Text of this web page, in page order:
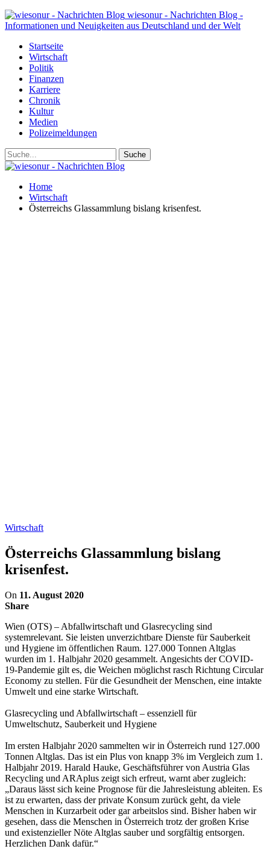
wiesonur - Nachrichten Blog -
Informationen und Neuigkeiten aus Deutschland und der Welt
Startseite
Wirtschaft
Politik
Finanzen
Karriere
Chronik
Kultur
Medien
Polizeimeldungen
Home
Wirtschaft
Österreichs Glassammlung bislang krisenfest.
Wirtschaft
Österreichs Glassammlung bislang
krisenfest.
On 11. August 2020
Share
Wien (OTS) – Abfallwirtschaft und Glasrecycling sind
systemrelevant. Sie leisten unverzichtbare Dienste für Sauberkeit
und Hygiene im öffentlichen Raum. 127.000 Tonnen Altglas
wurden im 1. Halbjahr 2020 gesammelt. Angesichts der COVID-
19-Pandemie gilt es, die Weichen möglichst rasch Richtung Circular
Economy zu stellen. Für die Gesundheit der Menschen, eine intakte
Umwelt und eine starke Wirtschaft.
Glasrecycling und Abfallwirtschaft – essenziell für
Umweltschutz, Sauberkeit und Hygiene
Im ersten Halbjahr 2020 sammelten wir in Österreich rund 127.000
Tonnen Altglas. Das ist ein Plus von knapp 3% im Vergleich zum 1.
Halbjahr 2019. Harald Hauke, Geschäftsführer von Austria Glas
Recycling und ARAplus zeigt sich erfreut, warnt aber zugleich:
„Daraus lässt sich keine Prognose für die Jahresleistung ableiten. Es
ist zu erwarten, dass der private Konsum zurück geht, da viele
Menschen in Kurzarbeit oder gar arbeitslos sind. Bisher haben wir
gesehen, dass die Menschen in Österreich trotz der großen Krise
und existenzieller Nöte Altglas sauber und sorgfältig entsorgen.
Herzlichen Dank dafür.“